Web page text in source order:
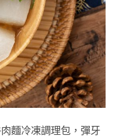
麵冷凍調理包，彈牙